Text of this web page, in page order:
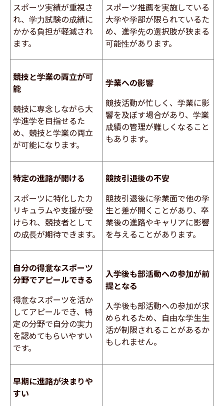
スポーツ実績が重視さ
れ、学力試験の成績に
かかる負担が軽減され
ます。
スポーツ推薦を実施している
大学や学部が限られているた
め、進学先の選択肢が狭まる
可能性があります。
競技と学業の両立が可
能
競技に専念しながら大
学進学を目指せるた
め、競技と学業の両立
が可能になります。
学業への影響
競技活動が忙しく、学業に影
響を及ぼす場合があり、学業
成績の管理が難しくなること
もあります。
特定の進路が開ける
スポーツに特化したカ
リキュラムや支援が受
けられ、競技者として
の成長が期待できます。
競技引退後の不安
競技引退後に学業面で他の学
生と差が開くことがあり、卒
業後の進路やキャリアに影響
を与えることがあります。
自分の得意なスポーツ
分野でアピールできる
得意なスポーツを活か
してアピールでき、特
定の分野で自分の実力
を認めてもらいやすい
です。
入学後も部活動への参加が前
提となる
入学後も部活動への参加が求
められるため、自由な学生生
活が制限されることがあるか
もしれません。
早期に進路が決まりや
すい